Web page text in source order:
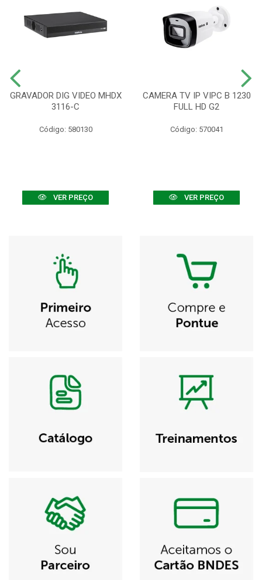
GRAVADOR DIG VIDEO MHDX
3116-C
Código: 580130
VER PREÇO
CAMERA TV IP VIPC B 1230
FULL HD G2
Código: 570041
VER PREÇO